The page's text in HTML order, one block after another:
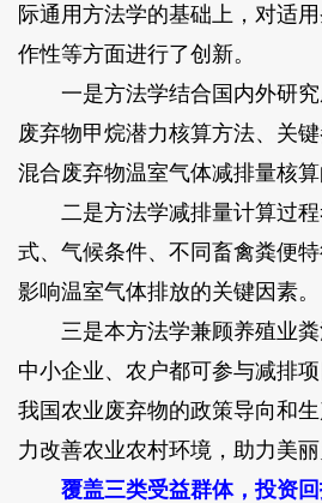
际通用方法学的基础上，对适
作性等方面进行了创新。
一是方法学结合国内外研究
废弃物甲烷潜力核算方法、关
混合废弃物温室气体减排量核算
二是方法学减排量计算过程
式、气候条件、不同畜禽粪便
影响温室气体排放的关键因素。
三是本方法学兼顾养殖业粪
中小企业、农户都可参与减排
我国农业废弃物的政策导向和
力改善农业农村环境，助力美丽
覆盖三类受益群体，投资